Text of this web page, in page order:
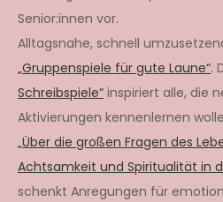
Senior:innen vor.
Alltagsnahe, schnell
„Gruppenspiele für gute Laune“.
Schreibspiele“ inspiriert alle, die
Aktivierungen kennenlernen
„Über die großen Fragen des
Achtsamkeit und Spiritualität in
schenkt Anregungen für